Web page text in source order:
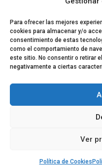
Para ofrecer las mejores
cookies para almacenar y/o
consentimiento de estas
como el comportamiento de
este sitio. No consentir o retirar
negativamente a ciertas
Ver
Política de Cookies
Equipo